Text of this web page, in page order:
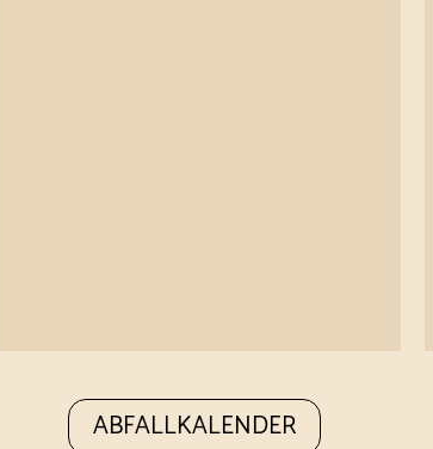
ABFALLKALENDER